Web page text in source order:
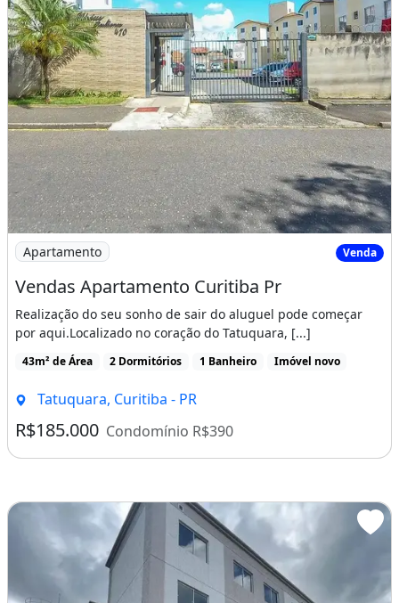
Imagem: Vendas Apartamento Curitiba Pr
Apartamento Venda
Vendas Apartamento Curitiba Pr
Realização do seu sonho de sair do aluguel pode começar
por aqui.Localizado no coração do Tatuquara, [...]
43m² de Área 2 Dormitórios 1 Banheiro Imóvel novo
Tatuquara, Curitiba - PR
R$185.000 Condomínio R$390